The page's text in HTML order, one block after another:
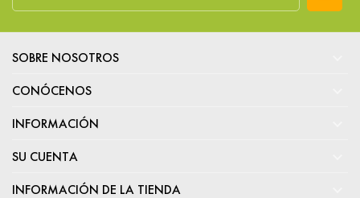
SOBRE NOSOTROS
CONÓCENOS
INFORMACIÓN
SU CUENTA
INFORMACIÓN DE LA TIENDA